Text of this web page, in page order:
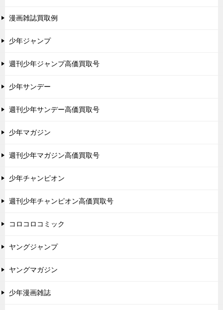
漫画雑誌買取例
少年ジャンプ
週刊少年ジャンプ高価買取号
少年サンデー
週刊少年サンデー高価買取号
少年マガジン
週刊少年マガジン高価買取号
少年チャンピオン
週刊少年チャンピオン高価買取号
コロコロコミック
ヤングジャンプ
ヤングマガジン
少年漫画雑誌